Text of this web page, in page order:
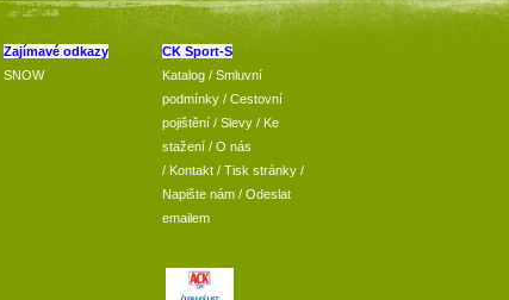
Zajímavé odkazy
SNOW
CK Sport-S
Katalog / Smluvní
podmínky / Cestovní
pojištění / Slevy / Ke
stažení / O nás
/ Kontakt / Tisk stránky /
Napište nám / Odeslat
emailem